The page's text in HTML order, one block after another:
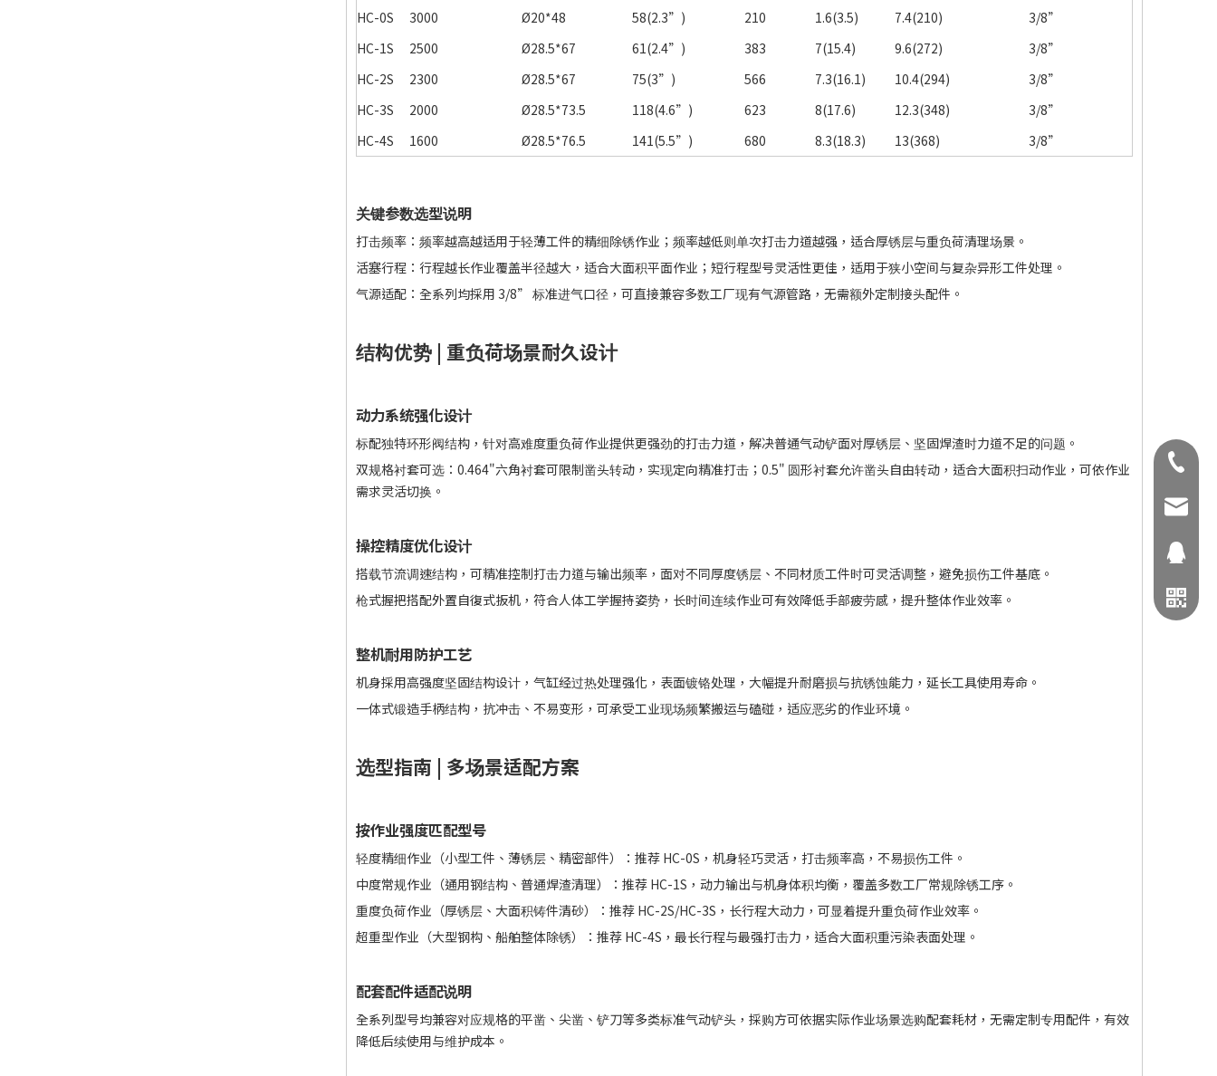
HC-0S
3000 Ø20*48 58(2.3”) 210 1.6(3.5) 7.4(210)
3/8”
HC-1S
2500 Ø28.5*67 61(2.4”) 383 7(15.4) 9.6(272)
3/8”
HC-2S
2300 Ø28.5*67 75(3”) 566 7.3(16.1) 10.4(294)
3/8”
HC-3S
2000 Ø28.5*73.5 118(4.6”) 623 8(17.6) 12.3(348)
3/8”
HC-4S
1600 Ø28.5*76.5 141(5.5”) 680 8.3(18.3) 13(368) 3/8”
关键参数选型说明
打击频率：频率越高越适用于轻薄工件的精细除锈作业；频率越低则单次打击力道越强，适合厚锈层与重负荷清理场景。
活塞行程：行程越长作业覆盖半径越大，适合大面积平面作业；短行程型号灵活性更佳，适用于狭小空间与复杂异形工件处理。
气源适配：全系列均採用 3/8” 标准进气口径，可直接兼容多数工厂现有气源管路，无需额外定制接头配件。
结构优势 | 重负荷场景耐久设计
动力系统强化设计
标配独特环形阀结构，针对高难度重负荷作业提供更强劲的打击力道，解决普通气动铲面对厚锈层、坚固焊渣时力道不足的问题。
双规格衬套可选：0.464"六角衬套可限制凿头转动，实现定向精准打击；0.5" 圆形衬套允许凿头自由转动，适合大面积扫动作业，可依作业
需求灵活切换。
操控精度优化设计
搭载节流调速结构，可精准控制打击力道与输出频率，面对不同厚度锈层、不同材质工件时可灵活调整，避免损伤工件基底。
枪式握把搭配外置自復式扳机，符合人体工学握持姿势，长时间连续作业可有效降低手部疲劳感，提升整体作业效率。
整机耐用防护工艺
机身採用高强度坚固结构设计，气缸经过热处理强化，表面镀铬处理，大幅提升耐磨损与抗锈蚀能力，延长工具使用寿命。
一体式锻造手柄结构，抗冲击、不易变形，可承受工业现场频繁搬运与磕碰，适应恶劣的作业环境。
选型指南 | 多场景适配方案
按作业强度匹配型号
轻度精细作业（小型工件、薄锈层、精密部件）：推荐 HC-0S，机身轻巧灵活，打击频率高，不易损伤工件。
中度常规作业（通用钢结构、普通焊渣清理）：推荐 HC-1S，动力输出与机身体积均衡，覆盖多数工厂常规除锈工序。
重度负荷作业（厚锈层、大面积铸件清砂）：推荐 HC-2S/HC-3S，长行程大动力，可显着提升重负荷作业效率。
超重型作业（大型钢构、船舶整体除锈）：推荐 HC-4S，最长行程与最强打击力，适合大面积重污染表面处理。
配套配件适配说明
全系列型号均兼容对应规格的平凿、尖凿、铲刀等多类标准气动铲头，採购方可依据实际作业场景选购配套耗材，无需定制专用配件，有效
降低后续使用与维护成本。
02-